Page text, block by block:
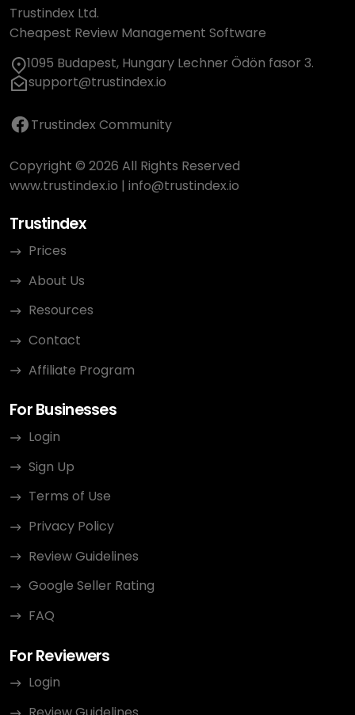
Trustindex Ltd.
Cheapest Review Management Software
1095 Budapest, Hungary Lechner Ödön fasor 3.
support@trustindex.io
Trustindex Community
Copyright © 2026 All Rights Reserved
www.trustindex.io | info@trustindex.io
Trustindex
Prices
About Us
Resources
Contact
Affiliate Program
For Businesses
Login
Sign Up
Terms of Use
Privacy Policy
Review Guidelines
Google Seller Rating
FAQ
For Reviewers
Login